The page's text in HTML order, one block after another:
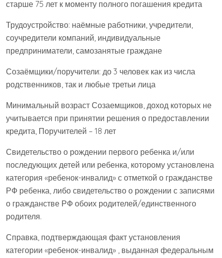
старше 75 лет к моменту полного погашения кредита
Трудоустройство: наёмные работники, учредители,
соучредители компаний, индивидуальные
предприниматели, самозанятые граждане
Созаёмщики/поручители: до 3 человек как из числа
родственников, так и любые третьи лица
Минимальный возраст Созаемщиков, доход которых не
учитывается при принятии решения о предоставлении
кредита, Поручителей – 18 лет
Свидетельство о рождении первого ребенка и/или
последующих детей или ребенка, которому установлена
категория «ребенок-инвалид» с отметкой о гражданстве
РФ ребенка, либо свидетельство о рождении с записями
о гражданстве РФ обоих родителей/единственного
родителя.
Справка, подтверждающая факт установления
категории «ребенок-инвалид» , выданная федеральным